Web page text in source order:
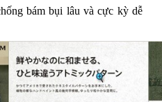
bám bụi lâu và cực kỳ dễ